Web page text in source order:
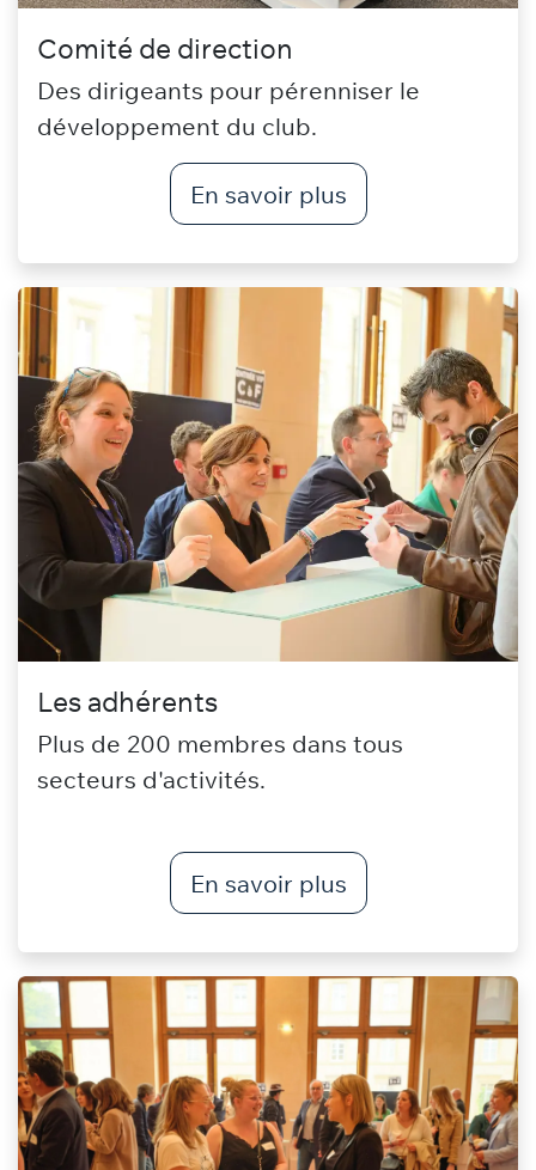
Comité de direction
Des dirigeants pour pérenniser le
développement du club.
En savoir plus
Les adhérents
Plus de 200 membres dans tous
secteurs d'activités.
En savoir plus